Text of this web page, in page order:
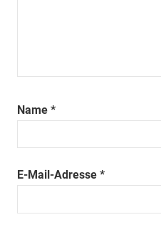
Name *
E-Mail-Adresse *